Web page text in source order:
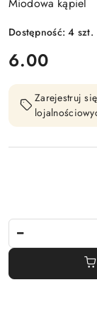
Dostępność:4 szt.
cena:
6.00
Zarejestruj